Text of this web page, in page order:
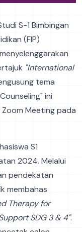
S-1 Bimbingan
(FIP)
"International
tema
ini
Meeting pada
S1
2024. Melalui
pendekatan
membahas
Therapy for
SDG 3 & 4".